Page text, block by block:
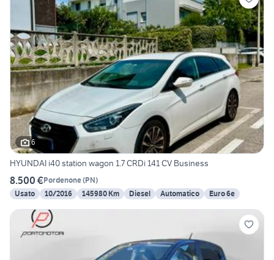
6
HYUNDAI i40 station wagon 1.7 CRDi 141 CV Business
8.500 €Pordenone(PN)
Usato
10/2016 145980 Km Diesel Automatico Euro 6e